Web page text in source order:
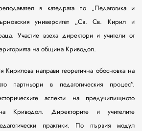
в катедрата по „Педагогика и
университет „Св. Св. Кирил и
Участие взеха директори и учители от
на община Криводол.
направи теоретична обосновка на
партньори в педагогическия процес”.
аспекти на предучилищното
Криводол. Директорите и учителите
практики. По първия модул